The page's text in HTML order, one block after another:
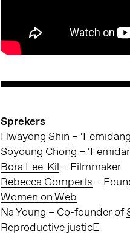
Sprekers
Hwayong Shin –
Soyoung Chong –
Bora Lee-Kil – Filmmaker
Rebecca Gomperts –
Women on Web
Na Young – Co-founder of
Reproductive justicE